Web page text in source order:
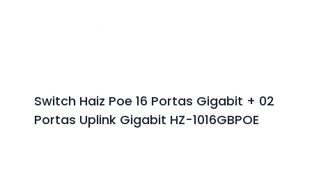
Switch Haiz Poe 16 Portas Gigabit + 02
Portas Uplink Gigabit HZ-1016GBPOE